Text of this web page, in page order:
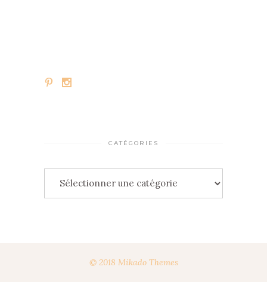
CATÉGORIES
Catégories
© 2018 Mikado Themes